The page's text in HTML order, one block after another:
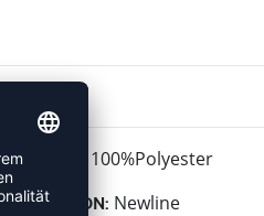
MATERIAL: 100%Polyester
KOLLEKTION: Newline